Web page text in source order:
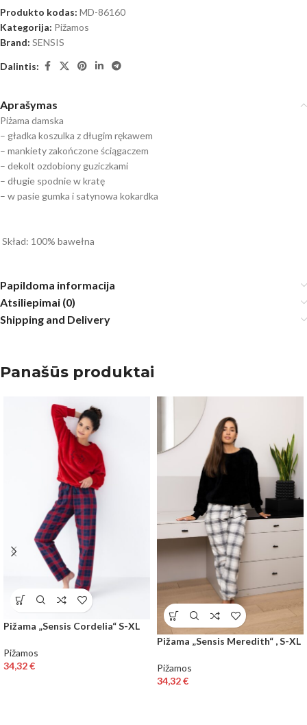
Produkto kodas: MD-86160
Kategorija: Pižamos
Brand: SENSIS
Dalintis:
Aprašymas
Piżama damska
– gładka koszulka z długim rękawem
– mankiety zakończone ściągaczem
– dekolt ozdobiony guziczkami
– długie spodnie w kratę
– w pasie gumka i satynowa kokardka
Skład: 100% bawełna
Papildoma informacija
Atsiliepimai (0)
Shipping and Delivery
Panašūs produktai
Pižama „Sensis Cordelia“ S-XL
Pižamos
34,32€
Pižama „Sensis Meredith“ , S-XL
Pižamos
34,32€